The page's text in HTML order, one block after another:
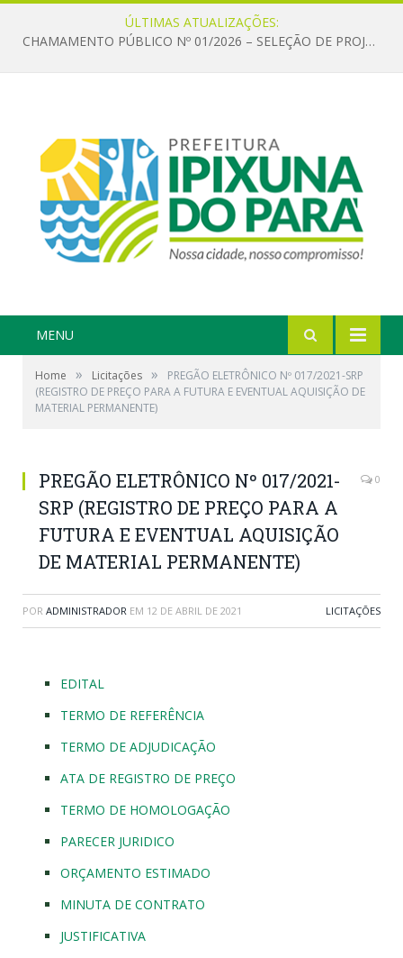
ÚLTIMAS ATUALIZAÇÕES:
CHAMAMENTO PÚBLICO Nº 01/2026 – SELEÇÃO DE PROJETOS PARA FIRMAR TERMO DE EXECUÇÃO CULTURAL COM RECURSOS DA POLÍTICA NACIONAL ALDIR BLANC DE FOMENTO À CULTURA – PNAB (LEI Nº 14.399/2022)
MENU
Home » Licitações »
PREGÃO ELETRÔNICO Nº 017/2021-SRP
(REGISTRO DE PREÇO PARA A FUTURA E EVENTUAL AQUISIÇÃO DE
MATERIAL PERMANENTE)
PREGÃO ELETRÔNICO Nº 017/2021-
SRP (REGISTRO DE PREÇO PARA A
FUTURA E EVENTUAL AQUISIÇÃO
DE MATERIAL PERMANENTE)
0
POR ADMINISTRADOR EM 12 DE ABRIL DE 2021 LICITAÇÕES
EDITAL
TERMO DE REFERÊNCIA
TERMO DE ADJUDICAÇÃO
ATA DE REGISTRO DE PREÇO
TERMO DE HOMOLOGAÇÃO
PARECER JURIDICO
ORÇAMENTO ESTIMADO
MINUTA DE CONTRATO
JUSTIFICATIVA